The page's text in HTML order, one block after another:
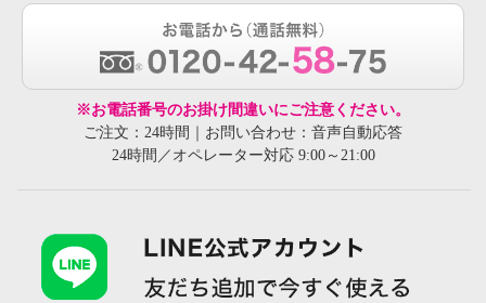
※お電話番号のお掛け間違いにご注意ください。
ご注文：24時間｜お問い合わせ：音声自動応答
24時間／オペレーター対応 9:00～21:00